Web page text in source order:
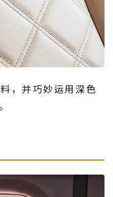
，并巧妙运用深色